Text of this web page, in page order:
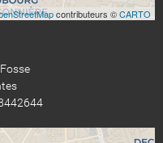
contributeurs ©CARTO